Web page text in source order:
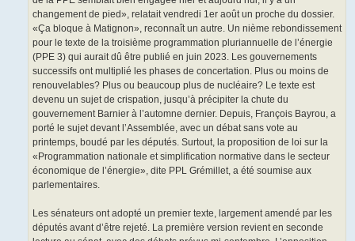
changement de pied», relatait vendredi 1er août un proche du dossier.
«Ça bloque à Matignon», reconnaît un autre. Un nième rebondissement
pour le texte de la troisième programmation pluriannuelle de l’énergie
(PPE 3) qui aurait dû être publié en juin 2023. Les gouvernements
successifs ont multiplié les phases de concertation. Plus ou moins de
renouvelables? Plus ou beaucoup plus de nucléaire? Le texte est
devenu un sujet de crispation, jusqu’à précipiter la chute du
gouvernement Barnier à l’automne dernier. Depuis, François Bayrou, a
porté le sujet devant l’Assemblée, avec un débat sans vote au
printemps, boudé par les députés. Surtout, la proposition de loi sur la
«Programmation nationale et simplification normative dans le secteur
économique de l’énergie», dite PPL Grémillet, a été soumise aux
parlementaires.
Les sénateurs ont adopté un premier texte, largement amendé par les
députés avant d’être rejeté. La première version revient en seconde